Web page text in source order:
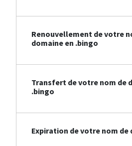
Renouvellement de votre
domaine en .bingo
Transfert de votre nom de
.bingo
Expiration de votre nom de